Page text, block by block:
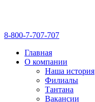
8-800-7-707-707
Главная
О компании
Наша история
Филиалы
Тантана
Вакансии